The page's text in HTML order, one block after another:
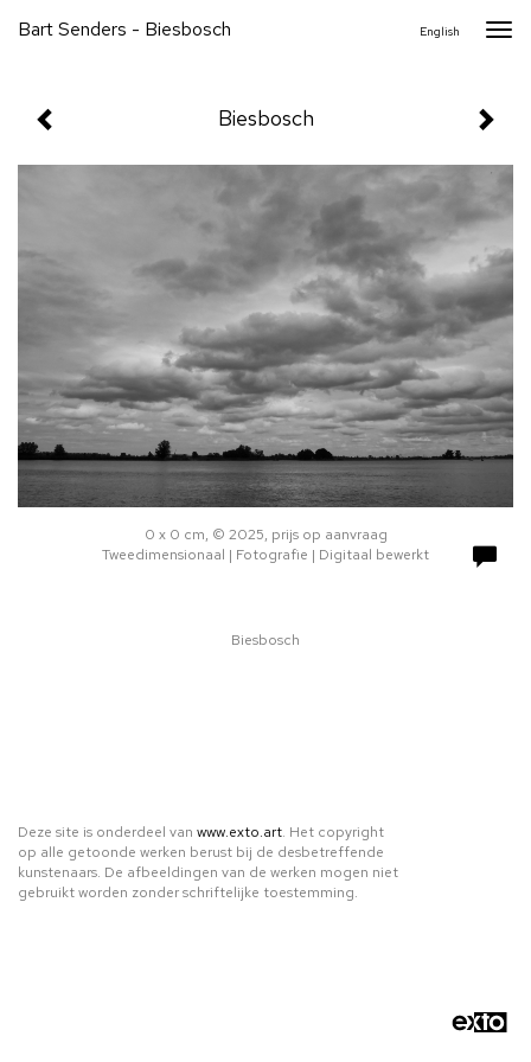
Bart Senders - Biesbosch English
Biesbosch
0 x 0 cm, © 2025, prijs op aanvraag
Tweedimensionaal | Fotografie | Digitaal bewerkt
Biesbosch
Deze site is onderdeel van www.exto.art. Het copyright
op alle getoonde werken berust bij de desbetreffende
kunstenaars. De afbeeldingen van de werken mogen niet
gebruikt worden zonder schriftelijke toestemming.